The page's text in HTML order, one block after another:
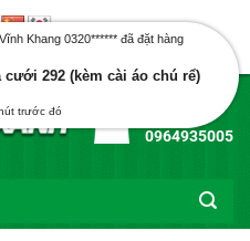
với Điện Hoa Xanh
0964935005
Khang 0320****** đã đặt hàng
cưới 292 (kèm cài áo chú rể)
trước đó